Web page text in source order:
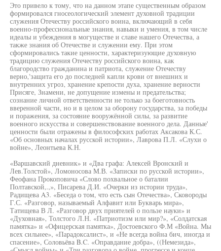
Это привело к тому, что на данном этапе существенным образом
формировался гносеологический элемент духовной традиции
служения Отечеству российского воина, включающий в себя
военно-профессиональные знания, навыки и умения, в том числе
идеалы и убеждения в могуществе и славе нашего Отечества, а
также знания об Отечестве и служении ему. При этом
сформировались такие ценности, характеризующие духовную
традицию служения Отечеству российского воина, как
благородство гражданина и патриота, служение Отечеству
верно,'защита его до последней капли крови от внешних и
внутренних угроз, хранение крепости духа, хранение верности
Присяге, Знамени, не допущение измены и предательства;
сознание личной ответственности не только за боеготовность
вверенной части, но и в целом за оборону государства, за победы
и поражения, за состояние вооружённой силы, за развитие
военного искусства и совершенствование военного дела. Данные'
ценности были отражены в философских работах Аксакова К.С.
«Об основных началах русской истории», Лаврова П.Л. «Слухи о
войне», Леонтьева К.Н.
«Варшавский дневник» и «Два графа: Алексей Вронский и
Лев.Толстой», Ломоносова М.В. «Записки по русской истории»,
Феофана Прокоповича «Слово похвальное о баталии
Полтавской,.,», Писарева Д.И. «Очерки из истории труда»,
Радищева A3. «Беседа о том, что есть сын Отечества», Сковороды
Г.С. «Разговор, называемый Алфавит или Букварь мира»,
Татищева В Л. «Разговор двух приятелей о пользе науки» и
«Духовная», Толстого Л.Н. «Патриотизм или мир?», «Солдатская
памятка» и «Офицерская памятка», Достоевского Ф.М «Война. Мы
всех сильнее», «Парадоксалист», и «Не всегда война бич, иногда и
спасение», Соловьёва B.C. «Оправдание добра», ((Немезида»,